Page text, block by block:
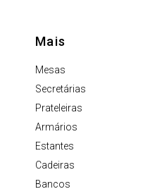
Mais
Mesas
Secretárias
Prateleiras
Armários
Estantes
Cadeiras
Bancos